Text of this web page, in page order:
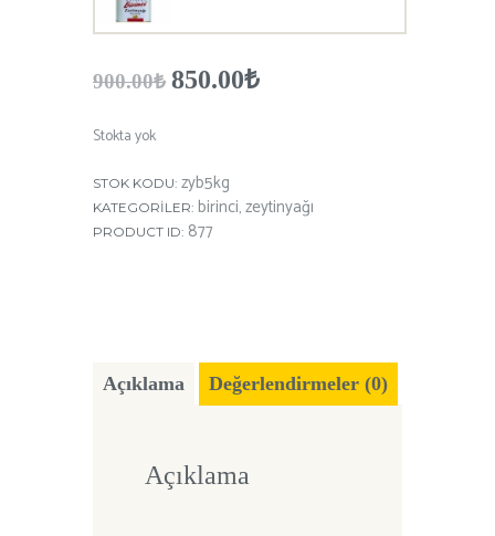
900.00₺ Orijinal
850.00₺Şu
Stokta yok
STOK KODU: zyb5kg
KATEGORILER: birinci zeytinyağı
PRODUCT ID: 877
Açıklama Değerlendirmeler (0)
Açıklama